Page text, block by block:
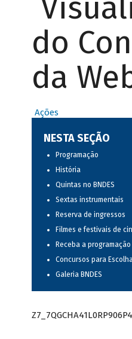
do
da
Ações
NESTA SEÇÃO
Programação
História
Quintas no BNDES
Sextas instrumentais
Reserva de ingressos
Filmes e festivais de
Receba a programação
Concursos para
Galeria BNDES